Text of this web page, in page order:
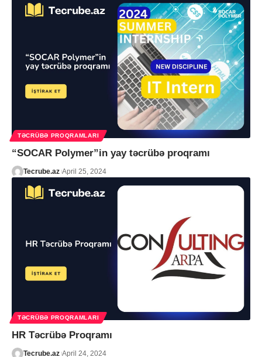
TƏCRÜBƏ PROQRAMLARI
“SOCAR Polymer”in yay təcrübə proqramı
Tecrube.az April 25, 2024
TƏCRÜBƏ PROQRAMLARI
HR Təcrübə Proqramı
Tecrube.az April 24, 2024